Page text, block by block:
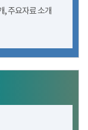
, 주요자료 소개